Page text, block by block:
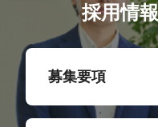
採用情
募集要項